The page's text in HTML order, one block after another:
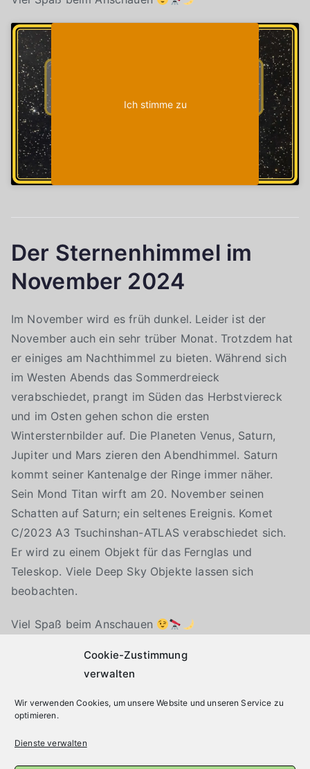
Cookie-Zustimmung
verwalten
Wir verwenden Cookies, um unsere Website und unseren Service zu
optimieren.
Dienste verwalten
Ich stimme zu
Der Sternenhimmel im
November 2024
Im November wird es früh dunkel. Leider ist der
November auch ein sehr trüber Monat. Trotzdem hat
er einiges am Nachthimmel zu bieten. Während sich
im Westen Abends das Sommerdreieck
verabschiedet, prangt im Süden das Herbstviereck
und im Osten gehen schon die ersten
Wintersternbilder auf. Die Planeten Venus, Saturn,
Jupiter und Mars zieren den Abendhimmel. Saturn
kommt seiner Kantenalge der Ringe immer näher.
Sein Mond Titan wirft am 20. November seinen
Schatten auf Saturn; ein seltenes Ereignis. Komet
C/2023 A3 Tsuchinshan-ATLAS verabschiedet sich.
Er wird zu einem Objekt für das Fernglas und
Teleskop. Viele Deep Sky Objekte lassen sich
beobachten.
Viel Spaß beim Anschauen
Klicke auf "Ich stimme zu", um Youtube zu
aktivieren
Cookie-Richtlinie